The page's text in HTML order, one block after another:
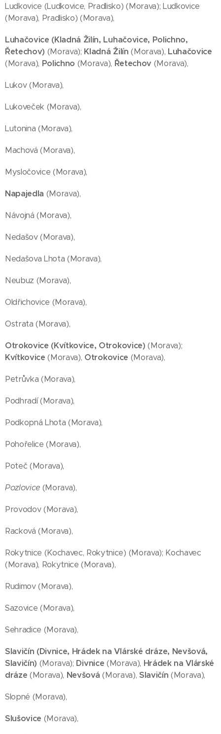
Ludkovice (Ludkovice, Pradlisko) (Morava); Ludkovice
(Morava), Pradlisko) (Morava),
Luhačovice (Kladná Žilín, Luhačovice, Polichno,
Řetechov) (Morava); Kladná Žilín (Morava), Luhačovice
(Morava), Polichno (Morava), Řetechov(Morava),
Lukov (Morava),
Lukoveček (Morava),
Lutonina (Morava),
Machová (Morava),
Mysločovice (Morava),
Napajedla (Morava),
Návojná (Morava),
Nedašov (Morava),
Nedašova Lhota (Morava),
Neubuz (Morava),
Oldřichovice (Morava),
Ostrata (Morava),
Otrokovice (Kvítkovice, Otrokovice) (Morava);
Kvítkovice (Morava), Otrokovice (Morava),
Petrůvka (Morava),
Podhradí (Morava),
Podkopná Lhota (Morava),
Pohořelice (Morava),
Poteč (Morava),
Pozlovice (Morava),
Provodov (Morava),
Racková (Morava),
Rokytnice (Kochavec, Rokytnice) (Morava); Kochavec
(Morava), Rokytnice (Morava),
Rudimov (Morava),
Sazovice (Morava),
Sehradice (Morava),
Slavičín (Divnice, Hrádek na Vlárské dráze, Nevšová,
Slavičín) (Morava); Divnice (Morava), Hrádek na Vlárské
dráze (Morava), Nevšová (Morava), Slavičín (Morava),
Slopné (Morava),
Slušovice (Morava),